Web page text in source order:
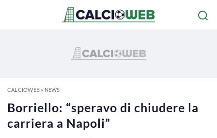
CALCIOWEB» NEWS
Borriello: “speravo di chiudere la
carriera a Napoli”